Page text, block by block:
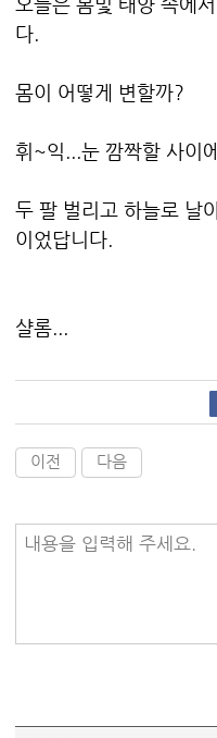
다.
몸이 어떻게 변할까?
휘~익...눈 깜짝할 사이
두 팔 벌리고 하늘로 날
이었답니다.
샬롬...
이전 다음
내용을 입력해 주세요.